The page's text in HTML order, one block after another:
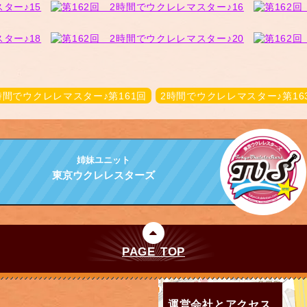
間でウクレレマスター♪第161回 2時間でウクレレマスター♪第
姉妹ユニット
東京ウクレレスターズ
PAGE TOP
運営会社とアクセス